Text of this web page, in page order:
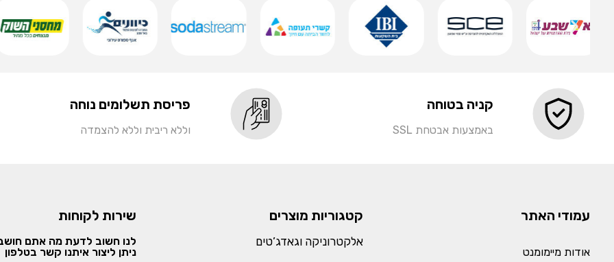
קניה בטוחה
באמצעות אבטחת SSL
פריסת תשלומים נוחה
וללא ריבית וללא להצמדה
עמודי האתר
אודות מיימומנט
קטגוריות מוצרים
אלקטרוניקה וגאדג’טים
שירות לקוחות
לנו חשוב לדעת מה אתם
ניתן ליצור איתנו קשר בטלפון